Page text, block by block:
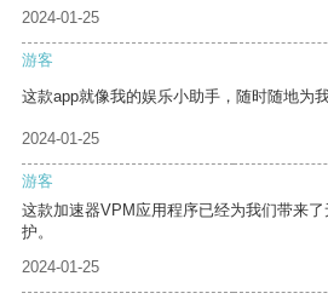
2024-01-25
游客
这款app就像我的娱乐小助手，随时随地为
2024-01-25
游客
这款加速器VPM应用程序已经为我们带来
护。
2024-01-25